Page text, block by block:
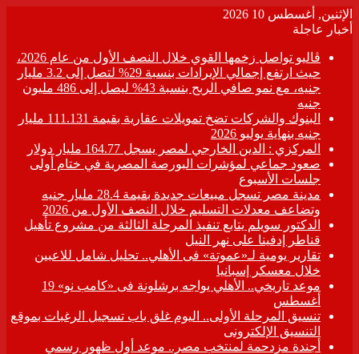
الإثنين, أغسطس 10 2026
أخبار عاجلة
ڤاليو تواصل زخمها القوي خلال النصف الأول من عام 2026،
حيث ارتفع إجمالي الإيرادات بنسبة 29% لتصل إلى 3.2 مليار
جنيه، مع نمو صافي الربح بنسبة 43% ليصل إلى 486 مليون
جنيه
البنوك والشركات تضخ تمويلات عقارية بقيمة 111.131 مليار
جنيه بنهاية يوليو 2026
المركزي : الدين الخارجي لمصر يسجل 164.77 مليار دولار
صعود جماعي لمؤشرات البورصة المصرية في ختام أولى
جلسات الأسبوع
مدينة مصر تسجل مبيعات جديدة بقيمة 28.4 مليار جنيه
وتضاعف معدلات التسليم خلال النصف الأول من 2026
الدكتور سويلم يتابع تنفيذ المرحلة الثالثة من مشروع تأهيل
قناطر إدفينا على نهر النيل
تقارير يومية لـ«عموتة» فى الأهلي.. تحليل شامل للاعبين
خلال معسكر إسبانيا
موعد تاريخي.. الأهلي يواجه برشلونة فى «كامب نو» 19
أغسطس
تنسيق المرحلة الأولى.. اليوم غلق باب تسجيل الرغبات بموقع
التنسيق الإلكترونى
أجندة مزدحمة لمنتخب مصر.. موعد أول ظهور رسمي